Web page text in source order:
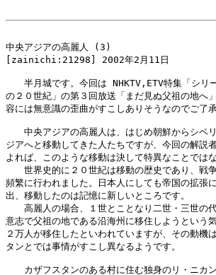
中央アジアの高麗人 (3)
[zainichi:21298] 2002年2月11日
半月城です。今回は NHKTV,ETV特集「シリ
の２０世紀」の第３回放送「まだ見ぬ父祖の地へ
容には無意識の歪曲がすこしありそうなのでご了承
中央アジアの高麗人は、はじめ朝鮮からシベ
ジアへと移動してきた人たちですが、今回の解説
よれば、このような移動は決して特異なことでは
世界史的に２０世紀は移動の歴史であり、戦
頻繁に行われました。日本人にしても帝国の拡張
出、移動したのは記憶に新しいところです。
高麗人の場合、１世とことなり二世・三世の
意志で父祖の地である沿海州に移住しようという
２万人が移住したといわれていますが、その動機
タンとでは事情がすこし異なるようです。
カザフスタンのある村に住む独身のリ・ニカ